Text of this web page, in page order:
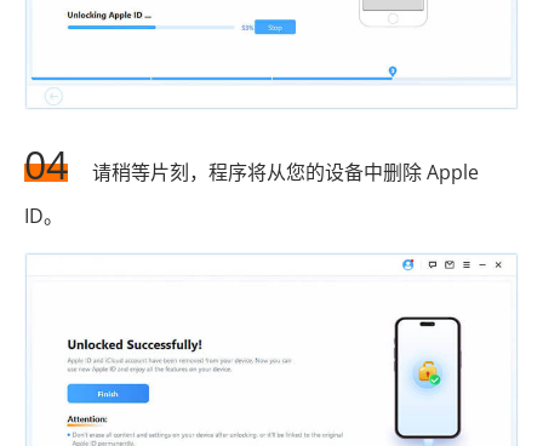
04
请稍等片刻，程序将从您的设备中删除 Apple
ID。